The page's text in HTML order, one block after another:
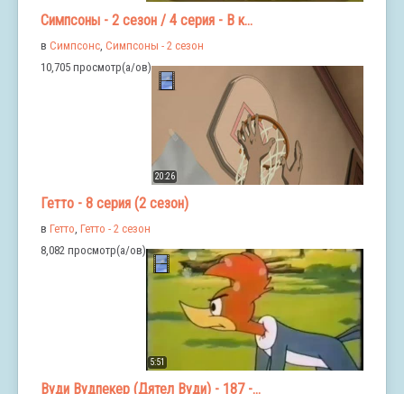
Симпсоны - 2 сезон / 4 серия - В к...
в Симпсонс, Симпсоны - 2 сезон
10,705 просмотр(а/ов)
20:26
Гетто - 8 серия (2 сезон)
в Гетто, Гетто - 2 сезон
8,082 просмотр(а/ов)
5:51
Вуди Вудпекер (Дятел Вуди) - 187 -...